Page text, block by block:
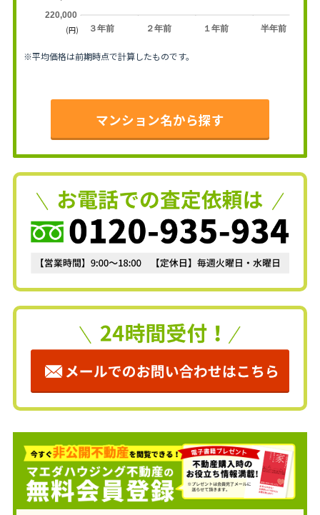
３年前 ２年前 １年前 半年前
220,000
(円)
※平均価格は前期時点で計算したものです。
マンション名から探す